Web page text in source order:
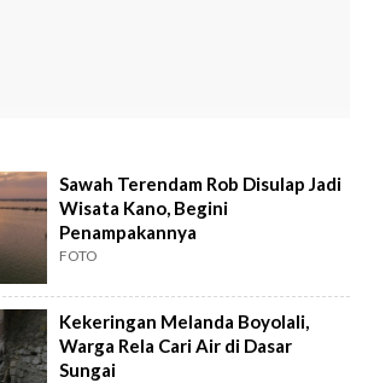
Sawah Terendam Rob Disulap Jadi
Wisata Kano, Begini
Penampakannya
FOTO
Kekeringan Melanda Boyolali,
Warga Rela Cari Air di Dasar
Sungai